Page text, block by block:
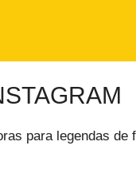
para legendas de